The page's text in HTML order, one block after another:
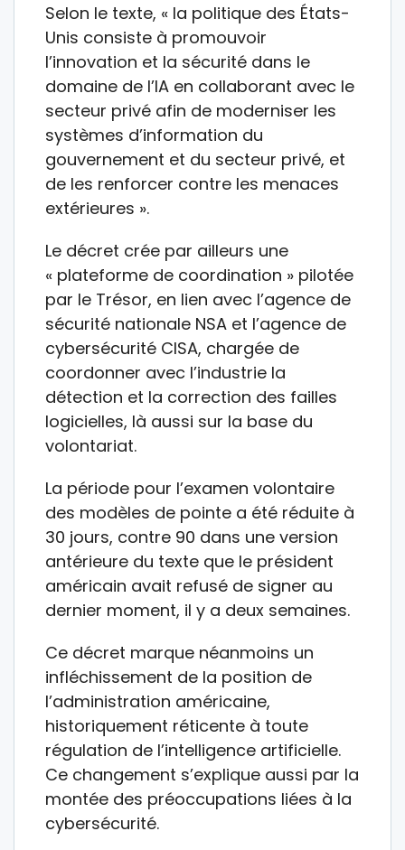
Selon le texte, « la politique des États-
Unis consiste à promouvoir
l’innovation et la sécurité dans le
domaine de l’IA en collaborant avec le
secteur privé afin de moderniser les
systèmes d’information du
gouvernement et du secteur privé, et
de les renforcer contre les menaces
extérieures ».
Le décret crée par ailleurs une
« plateforme de coordination » pilotée
par le Trésor, en lien avec l’agence de
sécurité nationale NSA et l’agence de
cybersécurité CISA, chargée de
coordonner avec l’industrie la
détection et la correction des failles
logicielles, là aussi sur la base du
volontariat.
La période pour l’examen volontaire
des modèles de pointe a été réduite à
30 jours, contre 90 dans une version
antérieure du texte que le président
américain avait refusé de signer au
dernier moment, il y a deux semaines.
Ce décret marque néanmoins un
infléchissement de la position de
l’administration américaine,
historiquement réticente à toute
régulation de l’intelligence artificielle.
Ce changement s’explique aussi par la
montée des préoccupations liées à la
cybersécurité.